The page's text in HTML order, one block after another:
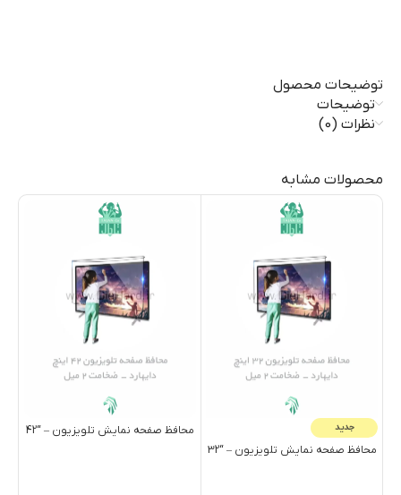
توضیحات محصول
توضیحات
نظرات (0)
محصولات مشابه
جدید
محافظ صفحه نمایش تلویزیون – “32
محافظ صفحه نمایش تلویزیون – “42